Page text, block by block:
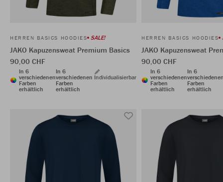
HERREN BASICS HOODIES SALE!
JAKO Kapuzensweat Premium Basics
90,00 CHF
In 6
verschiedenen
Farben
erhältlich
In 6
verschiedenen
Farben
erhältlich
Individualisierbar
HERREN BASICS HOODIES
JAKO Kapuzensweat
90,00 CHF
In 6
verschiedenen
Farben
erhältlich
In 6
Farben
erhältlich